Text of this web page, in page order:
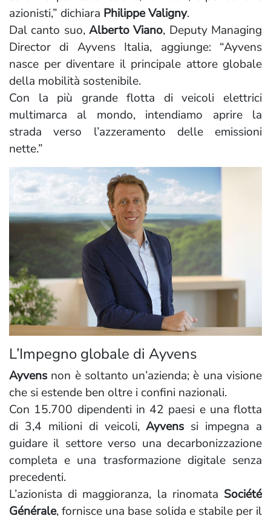
azionisti,” dichiara Philippe Valigny.
Dal canto suo, Alberto Viano, Deputy Managing
Director di Ayvens Italia, aggiunge: “Ayvens
nasce per diventare il principale attore globale
della mobilità sostenibile.
Con la più grande flotta di veicoli elettrici
multimarca al mondo, intendiamo aprire la
strada verso l’azzeramento delle emissioni
nette.”
L’Impegno globale di Ayvens
Ayvens non è soltanto un’azienda; è una visione
che si estende ben oltre i confini nazionali.
Con 15.700 dipendenti in 42 paesi e una flotta
di 3,4 milioni di veicoli,Ayvens si impegna a
guidare il settore verso una decarbonizzazione
completa e una trasformazione digitale senza
precedenti.
L’azionista di maggioranza, la rinomata Société
Générale, fornisce una base solida e stabile per il